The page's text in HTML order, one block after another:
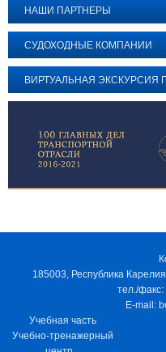
НАШИ ПАРТНЕРЫ
СУДОХОДНЫЕ КОМПАНИИ
ВИРТУАЛЬНАЯ ЭКСКУРСИЯ
185003, Республика
тел./
E-mail:
Учебная часть
Учебно-тренажерный